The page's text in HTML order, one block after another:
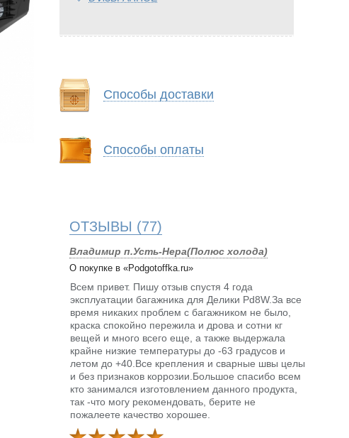
Способы доставки
Способы оплаты
ОТЗЫВЫ (77)
Владимир п.Усть-Нера(Полюс холода)
О покупке в «Podgotoffka.ru»
Всем привет. Пишу отзыв спустя 4 года
эксплуатации багажника для Делики Pd8W.За все
время никаких проблем с багажником не было,
краска спокойно пережила и дрова и сотни кг
вещей и много всего еще, а также выдержала
крайне низкие температуры до -63 градусов и
летом до +40.Все крепления и сварные швы целы
и без признаков коррозии.Большое спасибо всем
кто занимался изготовлением данного продукта,
так -что могу рекомендовать, берите не
пожалеете качество хорошее.